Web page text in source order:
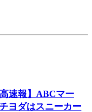
速報】ABCマー
ヨダはスニーカー